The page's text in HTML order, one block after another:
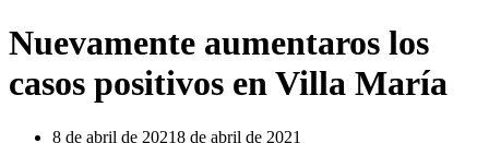
Nuevamente aumentaros los
casos positivos en Villa María
8 de abril de 20218 de abril de 2021